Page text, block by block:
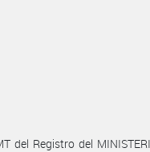
del Registro del